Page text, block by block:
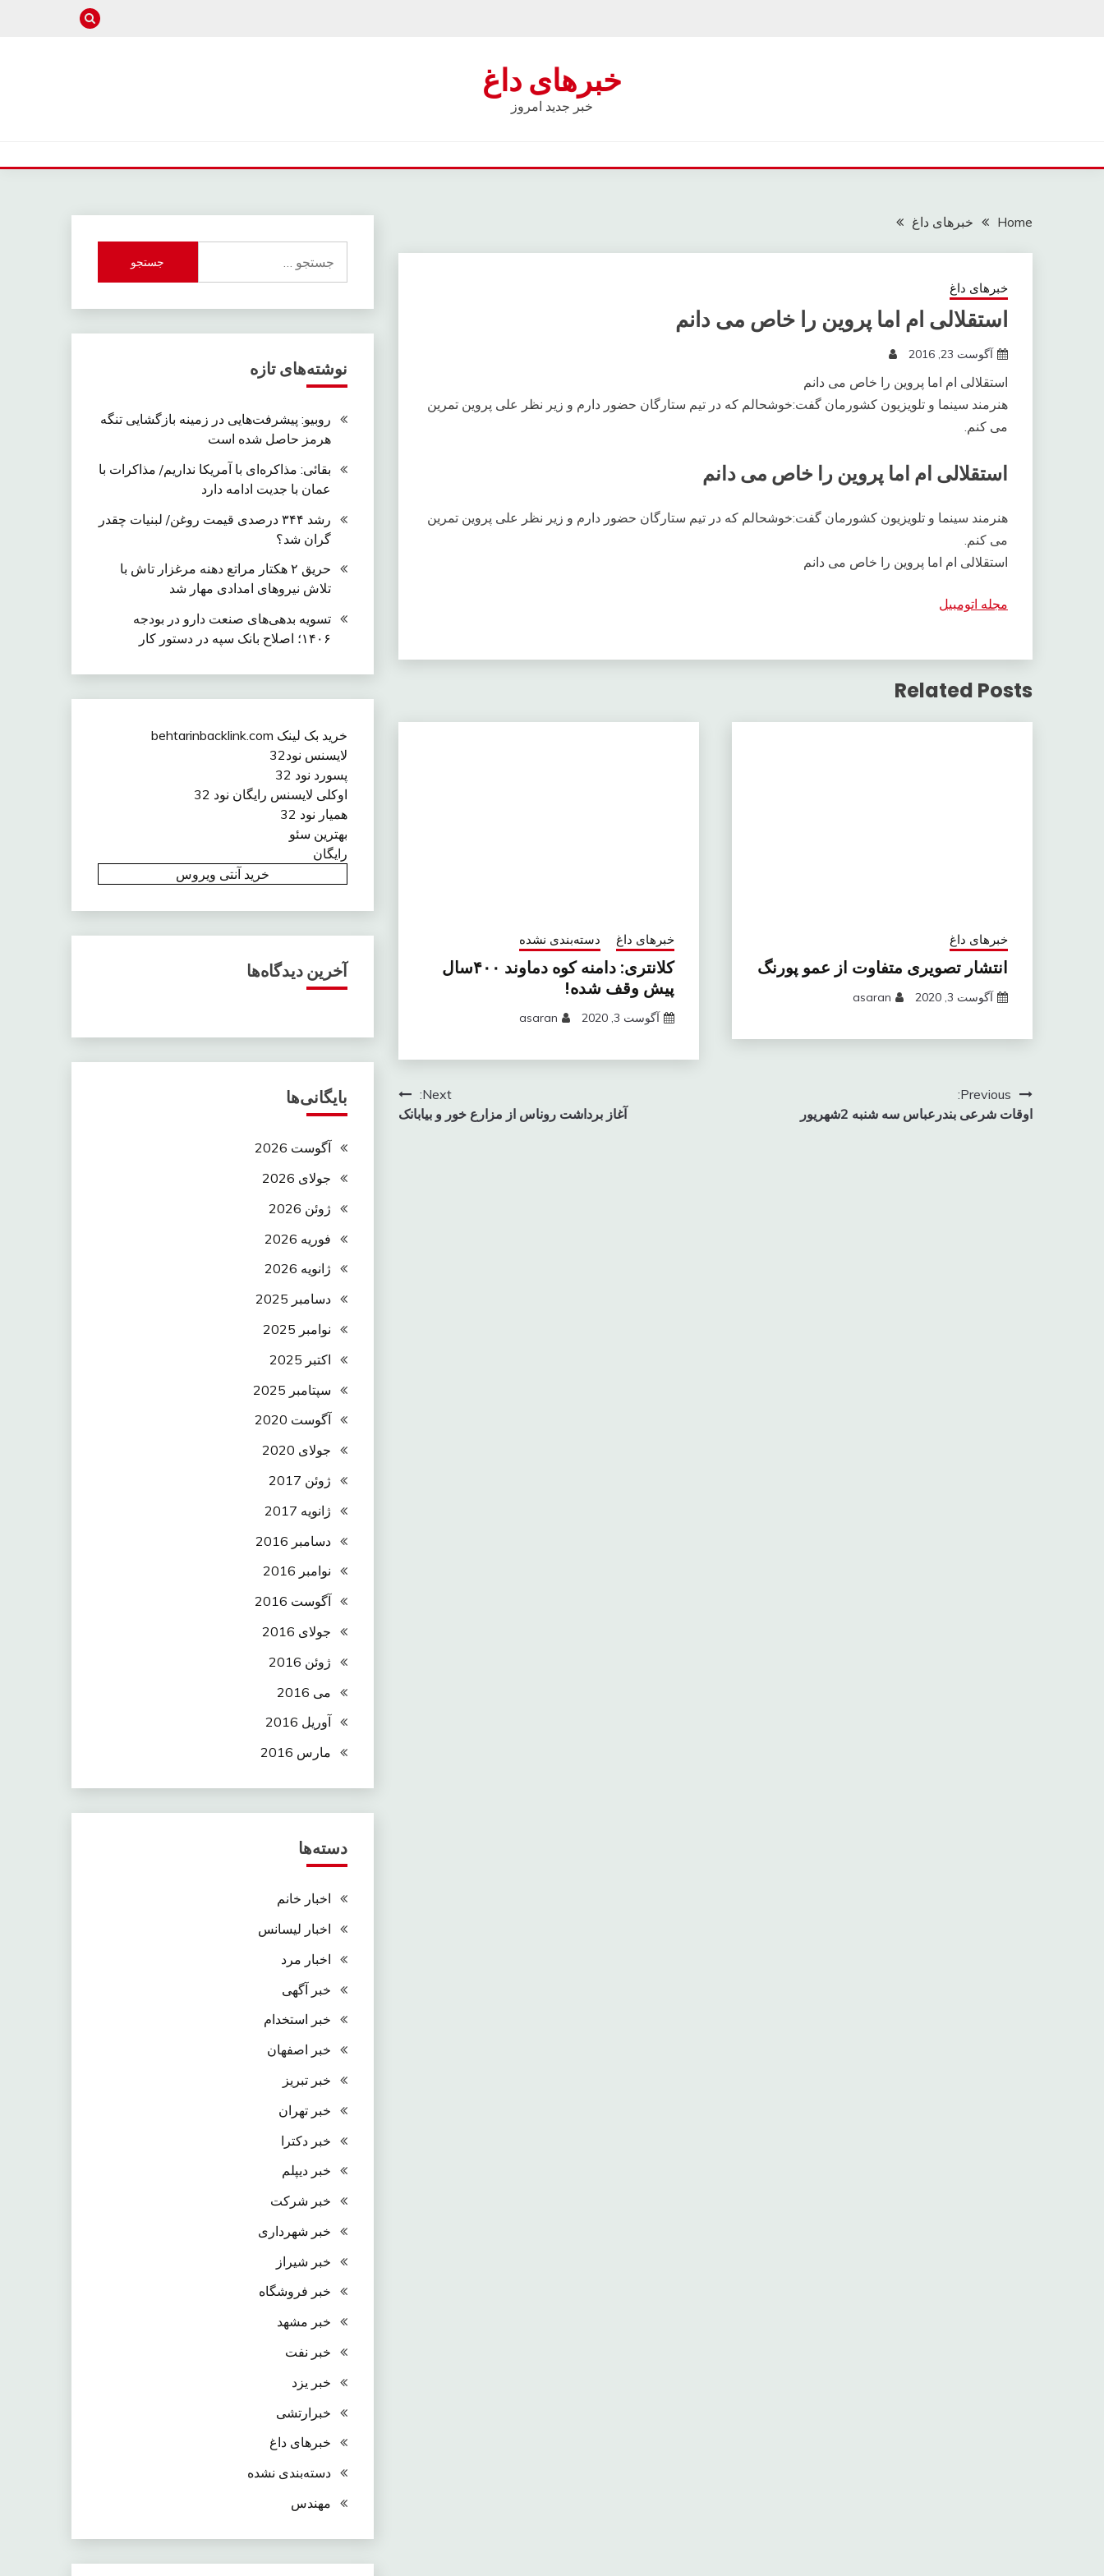
خبرهای داغ
خبر جدید امروز
Home خبرهای داغ
خبرهای داغ
استقلالی ام اما پروین را خاص می دانم
آگوست 23, 2016
استقلالی ام اما پروین را خاص می دانم
هنرمند سینما و تلویزیون کشورمان گفت:خوشحالم که در تیم ستارگان حضور دارم و زیر نظر علی پروین تمرین
می کنم.
استقلالی ام اما پروین را خاص می دانم
هنرمند سینما و تلویزیون کشورمان گفت:خوشحالم که در تیم ستارگان حضور دارم و زیر نظر علی پروین تمرین
می کنم.
استقلالی ام اما پروین را خاص می دانم
مجله اتومبیل
Related Posts
خبرهای داغ
انتشار تصویری متفاوت از عمو پورنگ
آگوست 3, 2020 asaran
خبرهای داغ دسته‌بندی نشده
کلانتری: دامنه کوه دماوند ۴۰۰سال
پیش وقف شده!
آگوست 3, 2020 asaran
راهبری
نوشته
Previous:
اوقات شرعی بندرعباس سه شنبه 2شهریور
Next:
آغاز برداشت روناس از مزارع خور و بیابانک
برای:
نوشته‌های تازه
روبیو: پیشرفت‌هایی در زمینه بازگشایی تنگه
هرمز حاصل شده است
بقائی: مذاکره‌ای با آمریکا نداریم/ مذاکرات با
عمان با جدیت ادامه دارد
رشد ۳۴۴ درصدی قیمت روغن/ لبنیات چقدر
گران شد؟
حریق ۲ هکتار مراتع دهنه مرغزار تاش با
تلاش نیروهای امدادی مهار شد
تسویه بدهی‌های صنعت دارو در بودجه
۱۴۰۶؛ اصلاح بانک سپه در دستور کار
خرید بک لینک behtarinbacklink.com
لایسنس نود32
پسورد نود 32
اوکلی لایسنس رایگان نود 32
همیار نود 32
بهترین سئو
رایگان
خرید آنتی ویروس
آخرین دیدگاه‌ها
بایگانی‌ها
آگوست 2026
جولای 2026
ژوئن 2026
فوریه 2026
ژانویه 2026
دسامبر 2025
نوامبر 2025
اکتبر 2025
سپتامبر 2025
آگوست 2020
جولای 2020
ژوئن 2017
ژانویه 2017
دسامبر 2016
نوامبر 2016
آگوست 2016
جولای 2016
ژوئن 2016
می 2016
آوریل 2016
مارس 2016
دسته‌ها
اخبار خانم
اخبار لیسانس
اخبار مرد
خبر آگهی
خبر استخدام
خبر اصفهان
خبر تبریز
خبر تهران
خبر دکترا
خبر دیپلم
خبر شرکت
خبر شهرداری
خبر شیراز
خبر فروشگاه
خبر مشهد
خبر نفت
خبر یزد
خبرارتشی
خبرهای داغ
دسته‌بندی نشده
مهندس